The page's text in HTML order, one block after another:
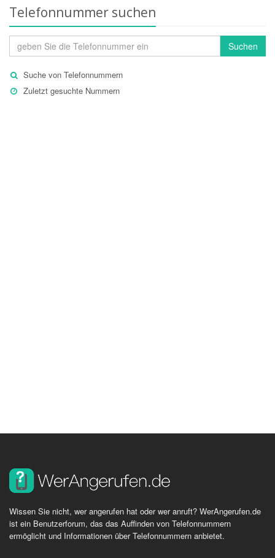
Telefonnummer suchen
Suchen
Suche von Telefonnummern
Zuletzt gesuchte Nummern
Wissen Sie nicht, wer angerufen hat oder wer anruft? WerAngerufen.de
ist ein Benutzerforum, das das Auffinden von Telefonnummern
ermöglicht und Informationen über Telefonnummern anbietet.